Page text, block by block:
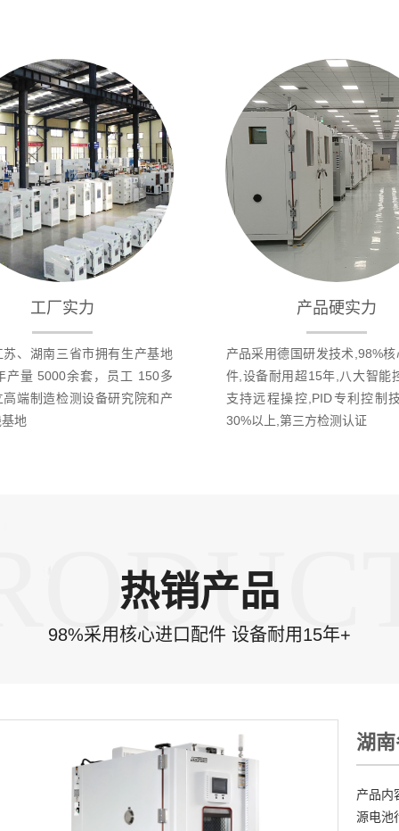
工厂实力
苏、湖南三省市拥有生产基地
产量 5000余套，员工 150多
高端制造检测设备研究院和产
地
产品硬实力
产品采用德国研发技术,98%
件,设备耐用超15年,八大智能
支持远程操控,PID专利控制
30%以上,第三方检测认证
热销产品
98%采用核心进口配件 设备耐用15年+
湖
箱
产品内
源电池